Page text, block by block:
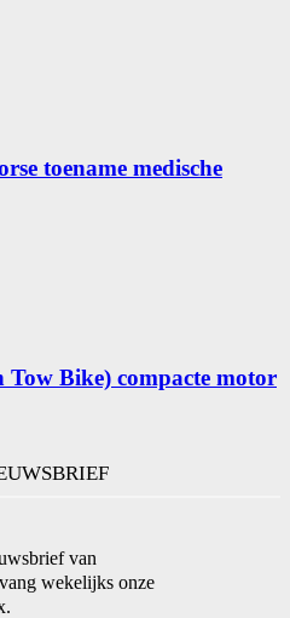
toename medische
Tow Bike) compacte motor
van
wekelijks onze